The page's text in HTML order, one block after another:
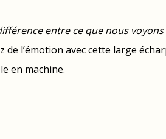
entre ce que nous
de l’émotion avec cette large
en machine.